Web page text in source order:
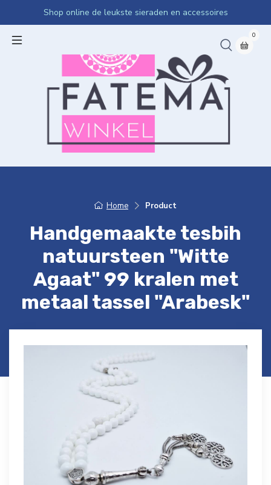
Shop online de leukste sieraden en accessoires
0
Home Product
Handgemaakte tesbih
natuursteen "Witte
Agaat" 99 kralen met
metaal tassel "Arabesk"